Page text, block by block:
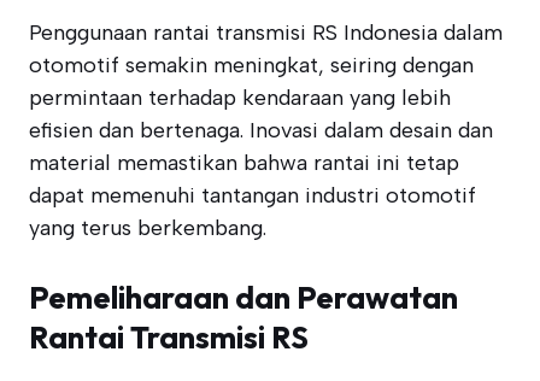
Penggunaan rantai transmisi RS Indonesia dalam
otomotif semakin meningkat, seiring dengan
permintaan terhadap kendaraan yang lebih
efisien dan bertenaga. Inovasi dalam desain dan
material memastikan bahwa rantai ini tetap
dapat memenuhi tantangan industri otomotif
yang terus berkembang.
Pemeliharaan dan Perawatan
Rantai Transmisi RS